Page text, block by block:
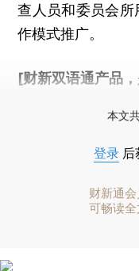
查人员和委员会
作模式推广。
[财新双语通产品
本文
登录 后
财新通会
可畅读全